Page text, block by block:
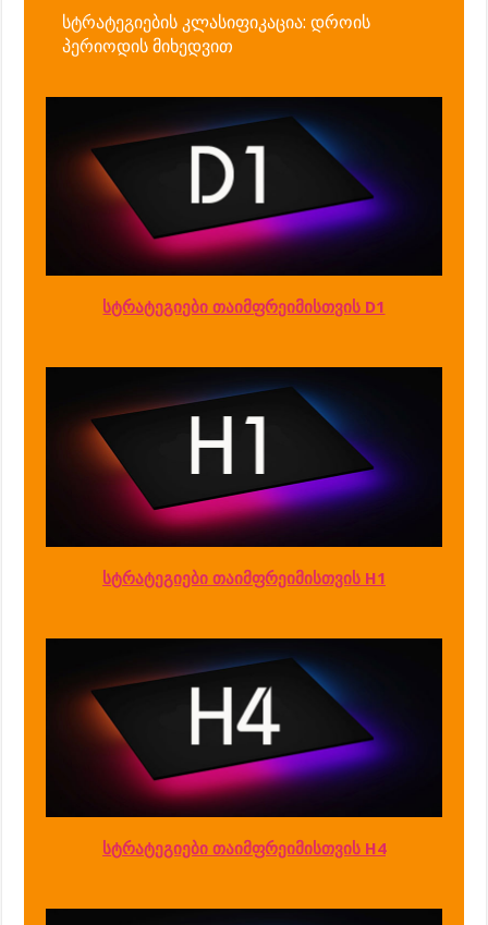
სტრატეგიების კლასიფიკაცია: დროის
პერიოდის მიხედვით
სტრატეგიები თაიმფრეიმისთვის D1
სტრატეგიები თაიმფრეიმისთვის H1
სტრატეგიები თაიმფრეიმისთვის H4